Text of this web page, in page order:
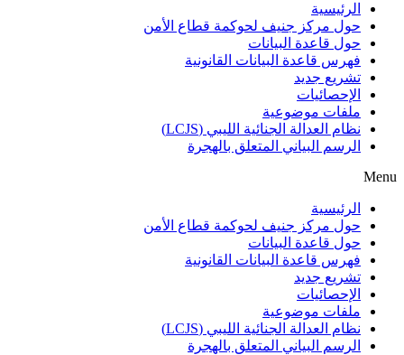
الرئيسية
حول مركز جنيف لحوكمة قطاع الأمن
حول قاعدة البيانات
فهرس قاعدة البيانات القانونية
تشريع جديد
الإحصائيات
ملفات موضوعية
نظام العدالة الجنائية الليبي (LCJS)
الرسم البياني المتعلق بالهجرة
Menu
الرئيسية
حول مركز جنيف لحوكمة قطاع الأمن
حول قاعدة البيانات
فهرس قاعدة البيانات القانونية
تشريع جديد
الإحصائيات
ملفات موضوعية
نظام العدالة الجنائية الليبي (LCJS)
الرسم البياني المتعلق بالهجرة